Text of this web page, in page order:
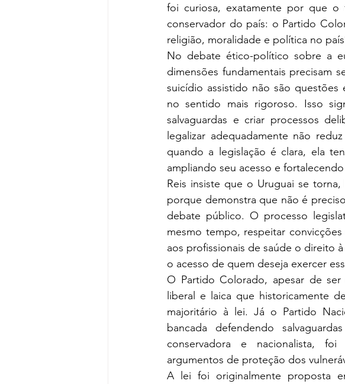
foi curiosa, exatamente por que
conservador do país: o Partido
religião, moralidade e política no
No debate ético-político sobre a
dimensões fundamentais precisam
suicídio assistido não são questões
no sentido mais rigoroso. Isso
salvaguardas e criar processos
legalizar adequadamente não
quando a legislação é clara, ela
ampliando seu acesso e
Reis insiste que o Uruguai se
porque demonstra que não é
debate público. O processo
mesmo tempo, respeitar
aos profissionais de saúde o direito
o acesso de quem deseja exercer
O Partido Colorado, apesar de
liberal e laica que historicamente
majoritário à lei. Já o Partido
bancada defendendo
conservadora e nacionalista,
argumentos de proteção dos
A lei foi originalmente proposta